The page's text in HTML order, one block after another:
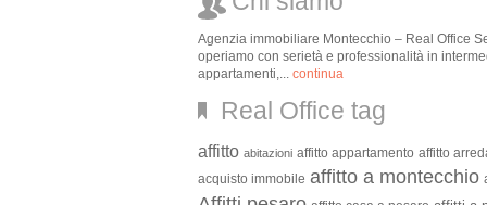
Agenzia immobiliare Montecchio – Real Office
operiamo con serietà e professionalità in
appartamenti,... continua
Real Office tag
affitto abitazioni affitto appartamento affitto
acquisto immobile affitto a montecchio